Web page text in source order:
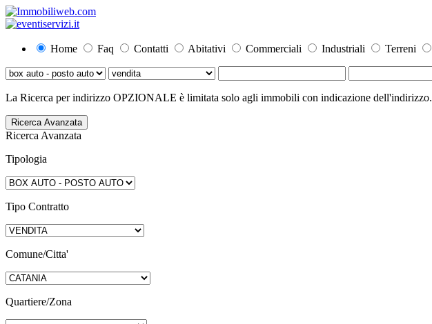
Home Faq Contatti Abitativi Commerciali Industriali Terreni
La Ricerca per indirizzo OPZIONALE è limitata solo agli immobili con indicazione dell'indirizzo.
Ricerca Avanzata
Ricerca Avanzata
Tipologia
Tipo Contratto
Comune/Citta'
Quartiere/Zona